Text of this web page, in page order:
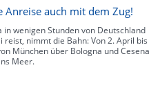
Anreise auch mit dem Zug!
wenigen Stunden von Deutschland
nimmt die Bahn: Von 2. April bis
München über Bologna und Cesena
Meer.